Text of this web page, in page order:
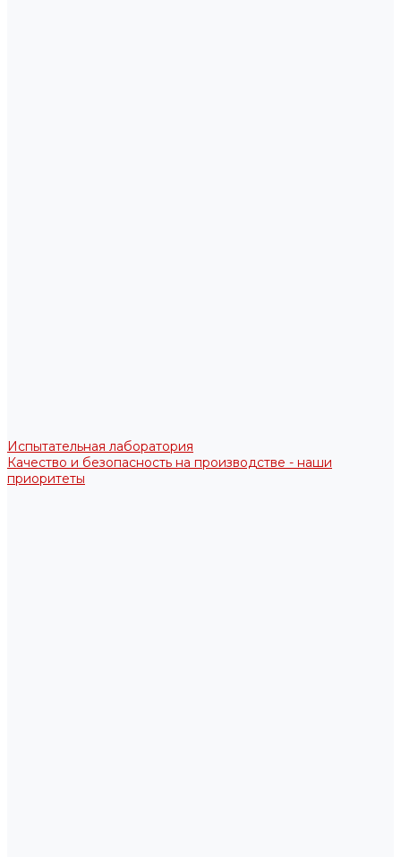
Испытательная лаборатория
Качество и безопасность на производстве - наши
приоритеты